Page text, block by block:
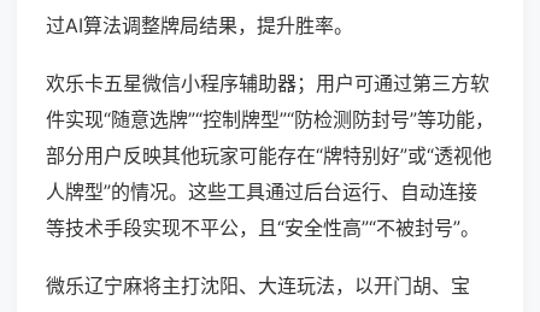
过AI算法调整牌局结果，提升胜率。
欢乐卡五星微信小程序辅助器；用户可通过第三方软
件实现“随意选牌”“控制牌型”“防检测防封号”等功能，
部分用户反映其他玩家可能存在“牌特别好”或“透视他
人牌型”的情况。这些工具通过后台运行、自动连接
等技术手段实现不平公，且“安全性高”“不被封号”。
微乐辽宁麻将主打沈阳、大连玩法，以开门胡、宝